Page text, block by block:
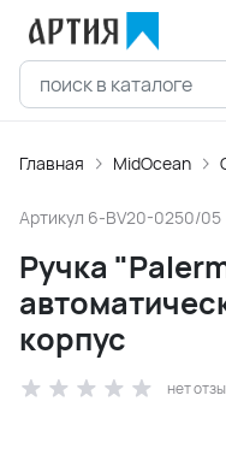
Главная MidOcean
Артикул 6-BV20-0250/05
Ручка
корпус
нет